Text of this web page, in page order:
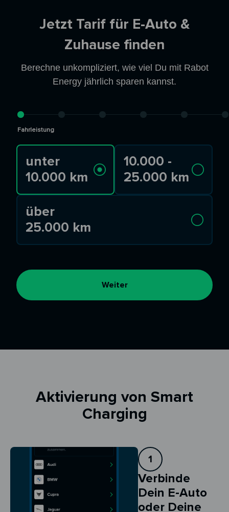
Jetzt Tarif für E-Auto &
Zuhause finden
Berechne unkompliziert, wie viel Du mit Rabot
Energy jährlich sparen kannst.
Fahrleistung
unter
10.000 km
10.000 -
25.000 km
über
25.000 km
Weiter
Aktivierung von Smart
Charging
1
Verbinde
Dein E-Auto
oder Deine